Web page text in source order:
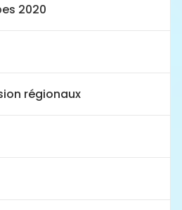
2020
régionaux